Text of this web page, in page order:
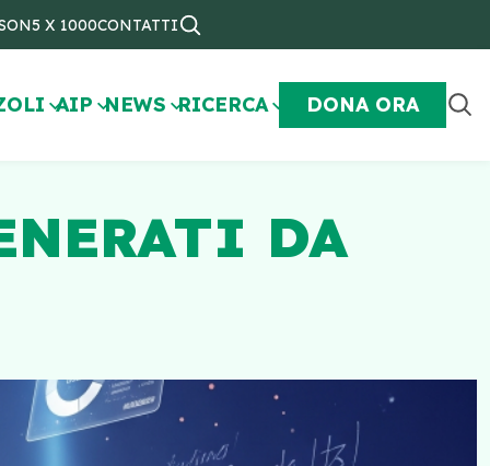
5 X 1000CONTATTI
AIP NEWS RICERCA DONA ORA
DA